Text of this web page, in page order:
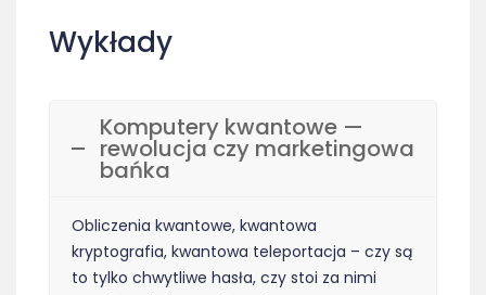
Wykłady
Komputery kwantowe —
rewolucja czy marketingowa
bańka
Obliczenia kwantowe, kwantowa
kryptografia, kwantowa teleportacja – czy są
to tylko chwytliwe hasła, czy stoi za nimi